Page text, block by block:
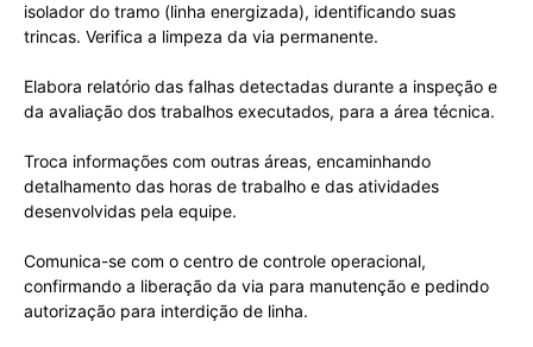
isolador do tramo (linha energizada), identificando suas
trincas. Verifica a limpeza da via permanente.
Elabora relatório das falhas detectadas durante a inspeção e
da avaliação dos trabalhos executados, para a área técnica.
Troca informações com outras áreas, encaminhando
detalhamento das horas de trabalho e das atividades
desenvolvidas pela equipe.
Comunica-se com o centro de controle operacional,
confirmando a liberação da via para manutenção e pedindo
autorização para interdição de linha.